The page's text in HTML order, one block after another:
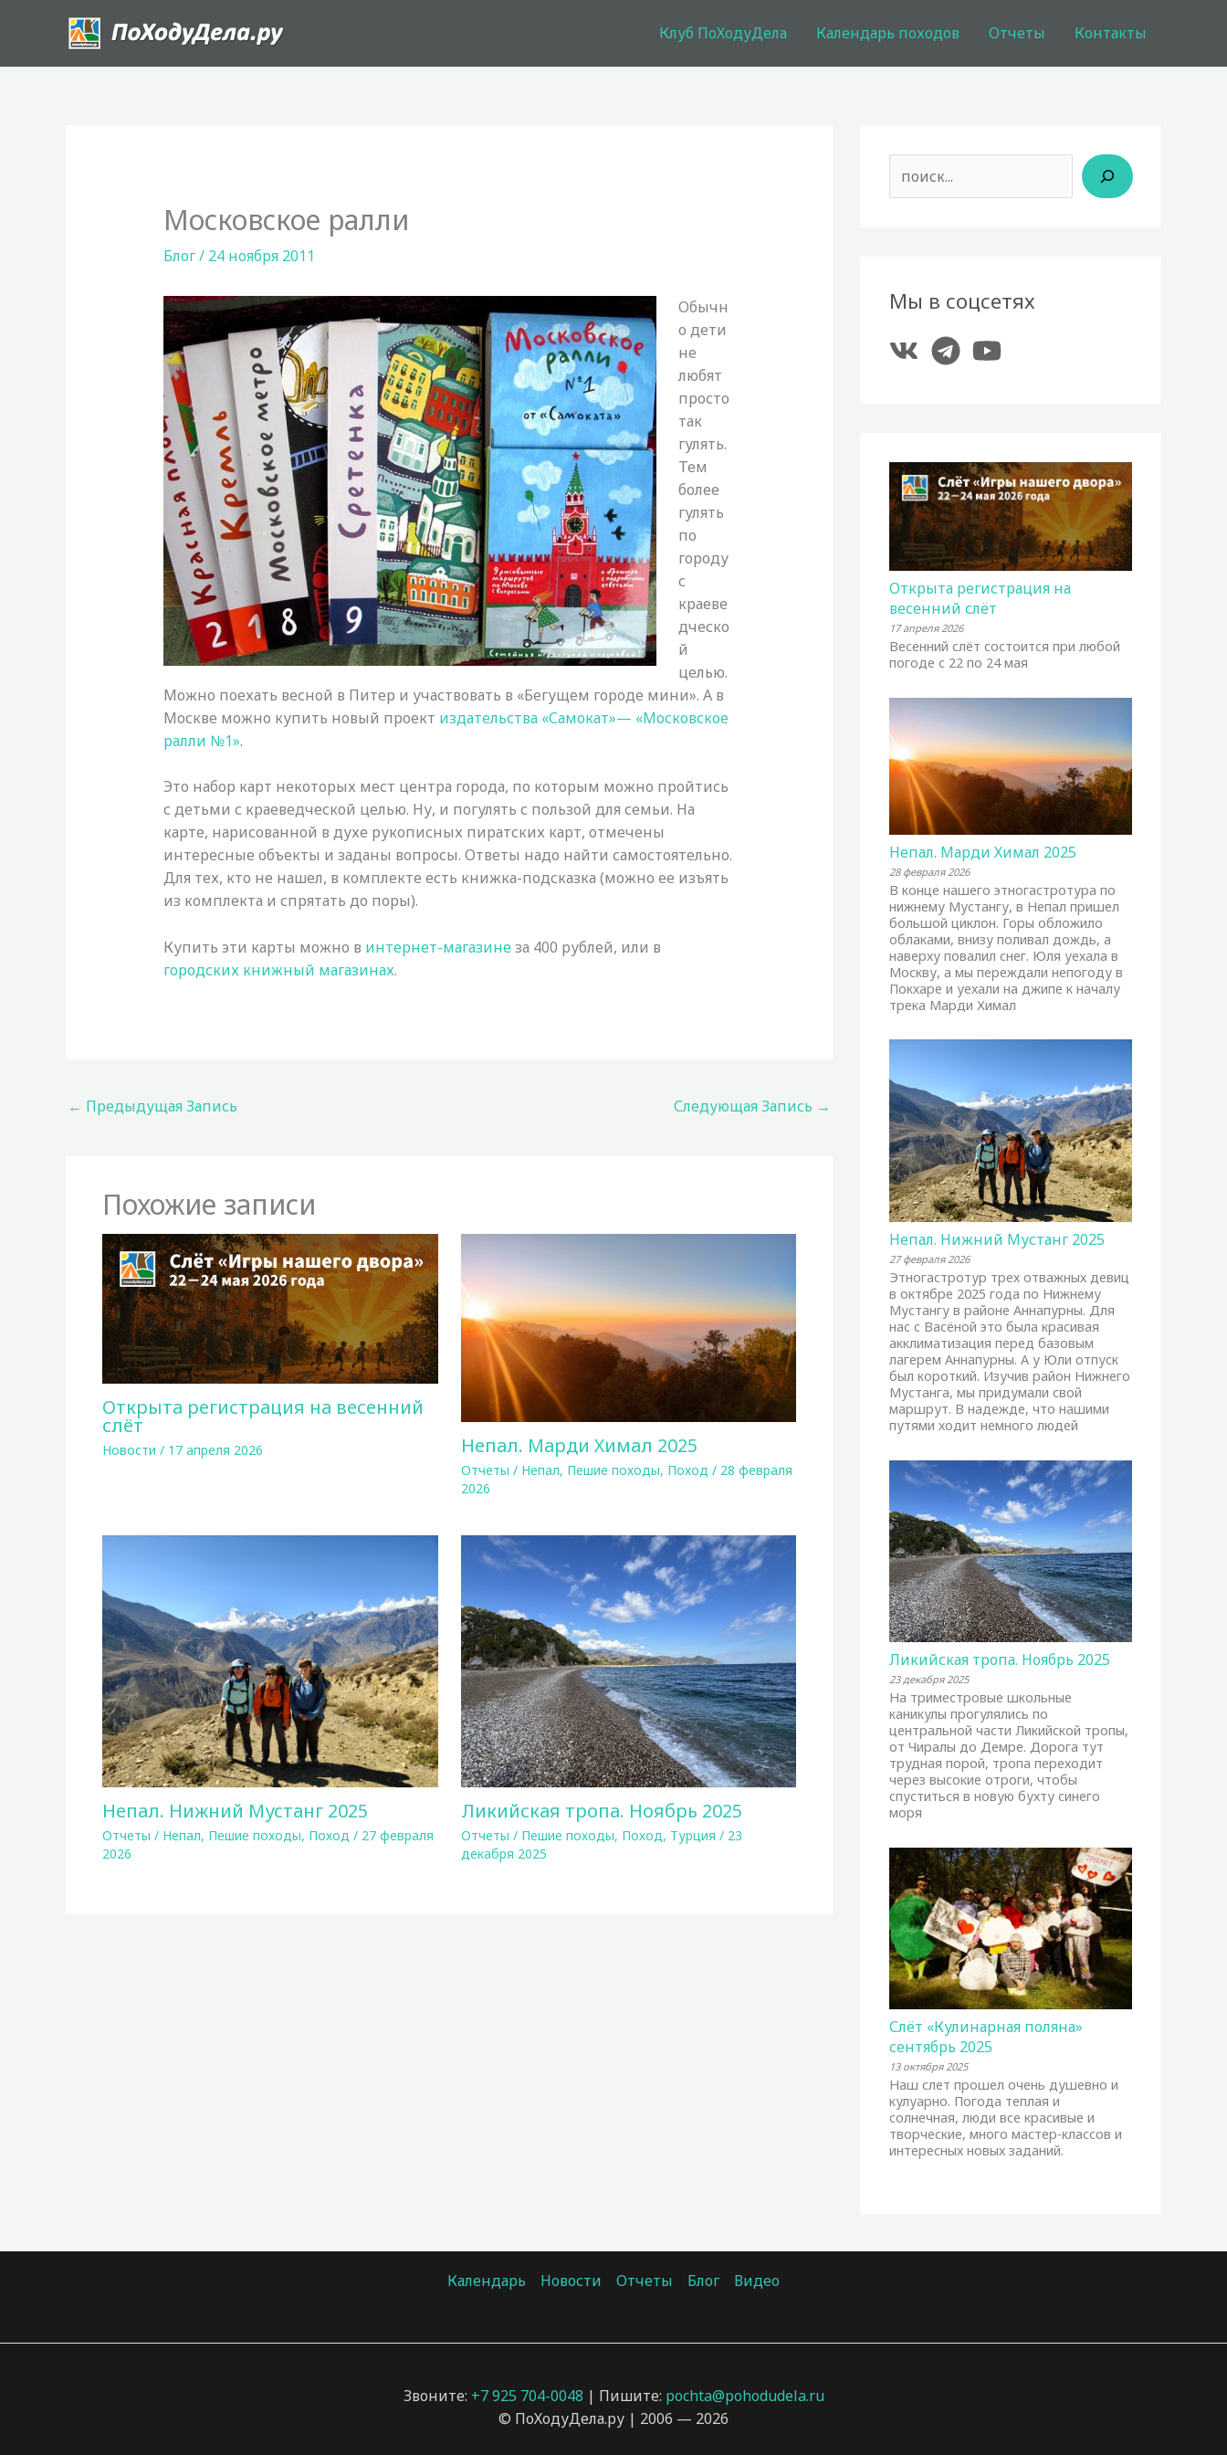
содержимому
Клуб ПоХодуДела Календарь походов Отчеты Контакты
Московское ралли
Блог/ 24 ноября 2011
Обычн
о дети
не
любят
просто
так
гулять.
Тем
более
гулять
по
городу
с
краеве
дческо
й
целью.
Можно поехать весной в Питер и участвовать в «Бегущем городе мини». А в
Москве можно купить новый проект издательства «Самокат»— «Московское
ралли №1».
Это набор карт некоторых мест центра города, по которым можно пройтись
с детьми с краеведческой целью. Ну, и погулять с пользой для семьи. На
карте, нарисованной в духе рукописных пиратских карт, отмечены
интересные объекты и заданы вопросы. Ответы надо найти самостоятельно.
Для тех, кто не нашел, в комплекте есть книжка-подсказка (можно ее изъять
из комплекта и спрятать до поры).
Купить эти карты можно в интернет-магазинеза 400 рублей, или в
городских книжный магазинах.
← Предыдущая Запись Следующая Запись →
Похожие записи
Открыта регистрация на весенний
слёт
Новости / 17 апреля 2026 Непал. Марди Химал 2025
Отчеты / Непал, Пешие походы, Поход / 28 февраля
2026
Непал. Нижний Мустанг 2025
Отчеты / Непал, Пешие походы, Поход / 27 февраля
2026
Ликийская тропа. Ноябрь 2025
Отчеты / Пешие походы, Поход, Турция / 23
декабря 2025
Мы в соцсетях
Открыта регистрация на
весенний слёт
17 апреля 2026
Весенний слёт состоится при любой
погоде с 22 по 24 мая
Непал. Марди Химал 2025
28 февраля 2026
В конце нашего этногастротура по
нижнему Мустангу, в Непал пришел
большой циклон. Горы обложило
облаками, внизу поливал дождь, а
наверху повалил снег. Юля уехала в
Москву, а мы переждали непогоду в
Покхаре и уехали на джипе к началу
трека Марди Химал
Непал. Нижний Мустанг 2025
27 февраля 2026
Этногастротур трех отважных девиц
в октябре 2025 года по Нижнему
Мустангу в районе Аннапурны. Для
нас с Васёной это была красивая
акклиматизация перед базовым
лагерем Аннапурны. А у Юли отпуск
был короткий. Изучив район Нижнего
Мустанга, мы придумали свой
маршрут. В надежде, что нашими
путями ходит немного людей
Ликийская тропа. Ноябрь 2025
23 декабря 2025
На триместровые школьные
каникулы прогулялись по
центральной части Ликийской тропы,
от Чиралы до Демре. Дорога тут
трудная порой, тропа переходит
через высокие отроги, чтобы
спуститься в новую бухту синего
моря
Слёт «Кулинарная поляна»
сентябрь 2025
13 октября 2025
Наш слет прошел очень душевно и
кулуарно. Погода теплая и
солнечная, люди все красивые и
творческие, много мастер-классов и
интересных новых заданий.
Календарь Новости Отчеты Блог Видео
Звоните: +7 925 704-0048 | Пишите: pochta@pohodudela.ru
© ПоХодуДела.ру | 2006 — 2026